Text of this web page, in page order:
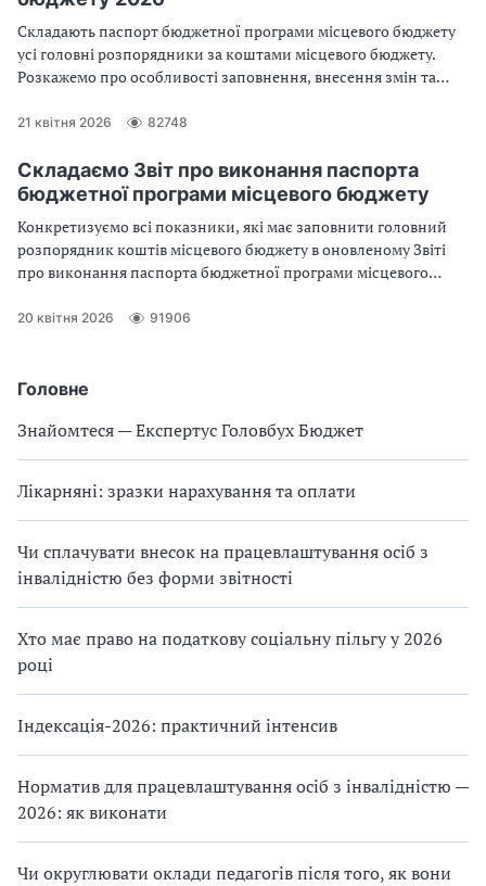
Головне
Знайомтеся — Експертус Головбух Бюджет
Лікарняні: зразки нарахування та оплати
Чи сплачувати внесок на працевлаштування осіб з
інвалідністю без форми звітності
Хто має право на податкову соціальну пільгу у 2026
році
Індексація-2026: практичний інтенсив
Норматив для працевлаштування осіб з інвалідністю —
2026: як виконати
Чи округлювати оклади педагогів після того, як вони
Складають паспорт бюджетної програми місцевого бюджету
усі головні розпорядники за коштами місцевого бюджету.
Розкажемо про особливості заповнення, внесення змін та
21 квітня 2026 82748
Складаємо Звіт про виконання паспорта
бюджетної програми місцевого бюджету
Конкретизуємо всі показники, які має заповнити головний
розпорядник коштів місцевого бюджету в оновленому Звіті
про виконання паспорта бюджетної програми місцевого
про виконання паспорта бюджетної програми місцевого
20 квітня 2026 91906